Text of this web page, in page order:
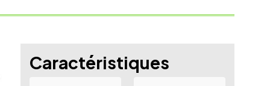
Caractéristiques